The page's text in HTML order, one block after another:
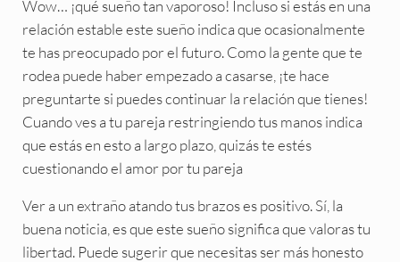
Wow… ¡qué sueño tan vaporoso! Incluso si estás en una
relación estable este sueño indica que ocasionalmente
te has preocupado por el futuro. Como la gente que te
rodea puede haber empezado a casarse, ¡te hace
preguntarte si puedes continuar la relación que tienes!
Cuando ves a tu pareja restringiendo tus manos indica
que estás en esto a largo plazo, quizás te estés
cuestionando el amor por tu pareja
Ver a un extraño atando tus brazos es positivo. Sí, la
buena noticia, es que este sueño significa que valoras tu
libertad. Puede sugerir que necesitas ser más honesto